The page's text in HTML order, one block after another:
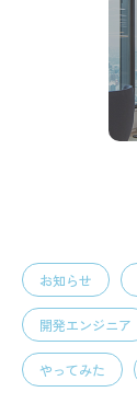
お知らせ
開発エンジニア
やってみた